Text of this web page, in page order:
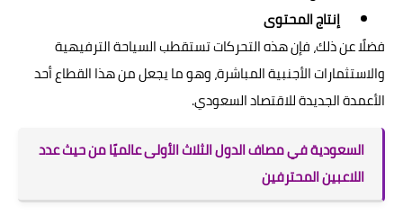
إنتاج المحتوى
فضلًا عن ذلك، فإن هذه التحركات تستقطب السياحة الترفيهية
والاستثمارات الأجنبية المباشرة، وهو ما يجعل من هذا القطاع أحد
الأعمدة الجديدة للاقتصاد السعودي.
السعودية في مصاف الدول الثلاث الأولى عالميًا من حيث عدد
اللاعبين المحترفين